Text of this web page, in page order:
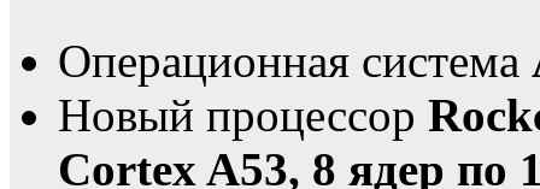
Операционная система
Новый процессор
Cortex A53, 8 ядер по